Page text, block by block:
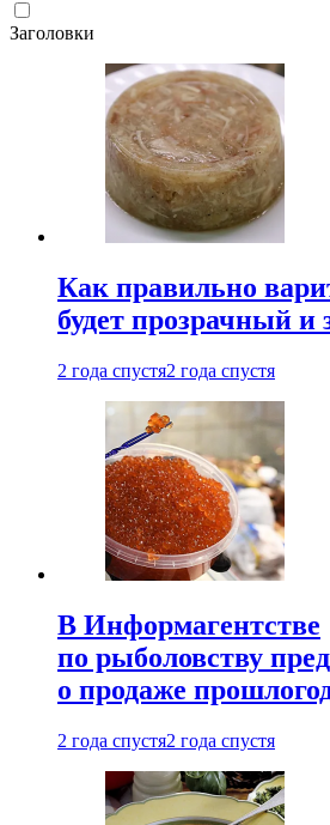
Заголовки
Как правильно
будет прозрачный и
2 года спустя2 года спустя
В Информагентстве
по рыболовству
о продаже
2 года спустя2 года спустя